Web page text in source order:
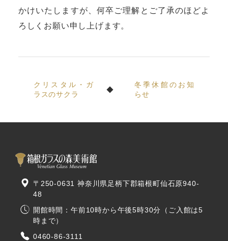
かけいたしますが、何卒ご理解とご了承のほどよ
ろしくお願い申し上げます。
クリスタル・ガ
ラスのサクラ
冬季休館のお知
らせ
〒250-0631 神奈川県足柄下郡箱根町仙石原940-
48
開館時間：午前10時から午後5時30分（ご入館は5
時まで）
0460-86-3111